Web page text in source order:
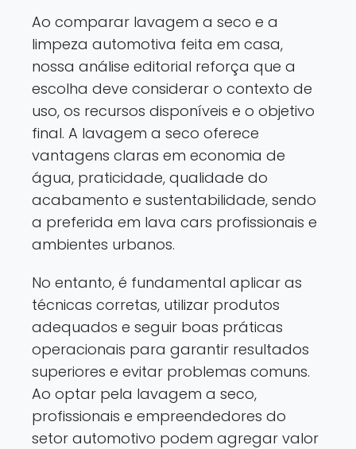
Ao comparar lavagem a seco e a
limpeza automotiva feita em casa,
nossa análise editorial reforça que a
escolha deve considerar o contexto de
uso, os recursos disponíveis e o objetivo
final. A lavagem a seco oferece
vantagens claras em economia de
água, praticidade, qualidade do
acabamento e sustentabilidade, sendo
a preferida em lava cars profissionais e
ambientes urbanos.
No entanto, é fundamental aplicar as
técnicas corretas, utilizar produtos
adequados e seguir boas práticas
operacionais para garantir resultados
superiores e evitar problemas comuns.
Ao optar pela lavagem a seco,
profissionais e empreendedores do
setor automotivo podem agregar valor